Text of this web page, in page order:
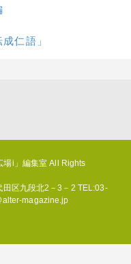
仁語」
場i」編集室 All Rights
区九段北2－3－2 TEL:03-
magazine.jp